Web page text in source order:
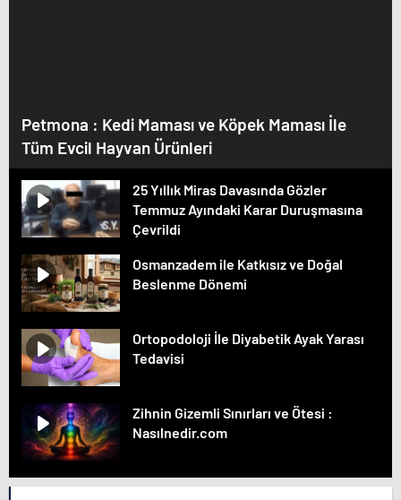
Petmona : Kedi Maması ve Köpek Maması İle
Tüm Evcil Hayvan Ürünleri
25 Yıllık Miras Davasında Gözler
Temmuz Ayındaki Karar Duruşmasına
Çevrildi
Osmanzadem ile Katkısız ve Doğal
Beslenme Dönemi
Ortopodoloji İle Diyabetik Ayak Yarası
Tedavisi
Zihnin Gizemli Sınırları ve Ötesi :
Nasılnedir.com